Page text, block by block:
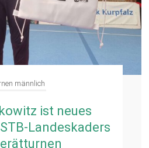
männlich
ist neues
Landeskaders